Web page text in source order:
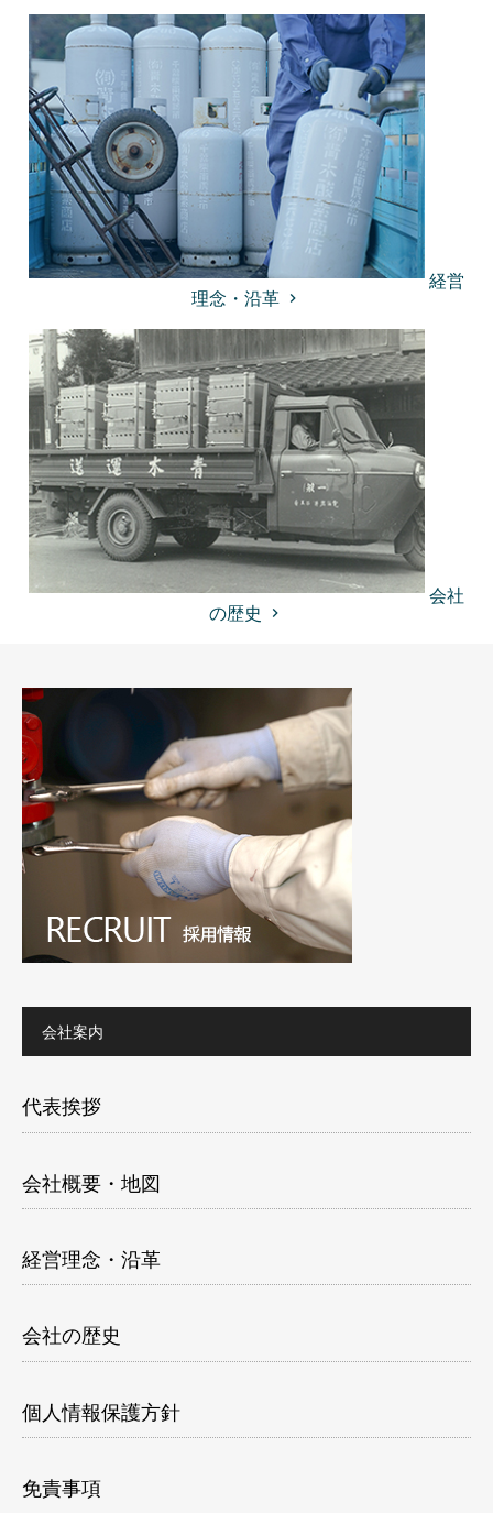
経営
理念・沿革 keyboard_arrow_right
会社
の歴史 keyboard_arrow_right
会社案内
代表挨拶
会社概要・地図
経営理念・沿革
会社の歴史
個人情報保護方針
免責事項